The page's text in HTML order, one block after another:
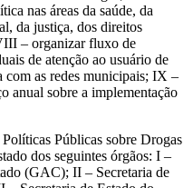
nas áreas da saúde, da
da justiça, dos direitos
– organizar fluxo de
de atenção ao usuário de
com as redes municipais; IX –
anual sobre a implementação
Públicas sobre Drogas
dos seguintes órgãos: I –
(GAC); II – Secretaria de